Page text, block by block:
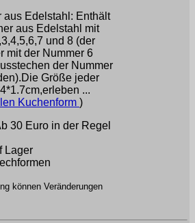
aus Edelstahl: Enthält
aus Edelstahl mit
und 8 (der
mit der Nummer 6
der Nummer
Größe jeder
...
Kuchenform )
30 Euro in der Regel
Lager
können Veränderungen